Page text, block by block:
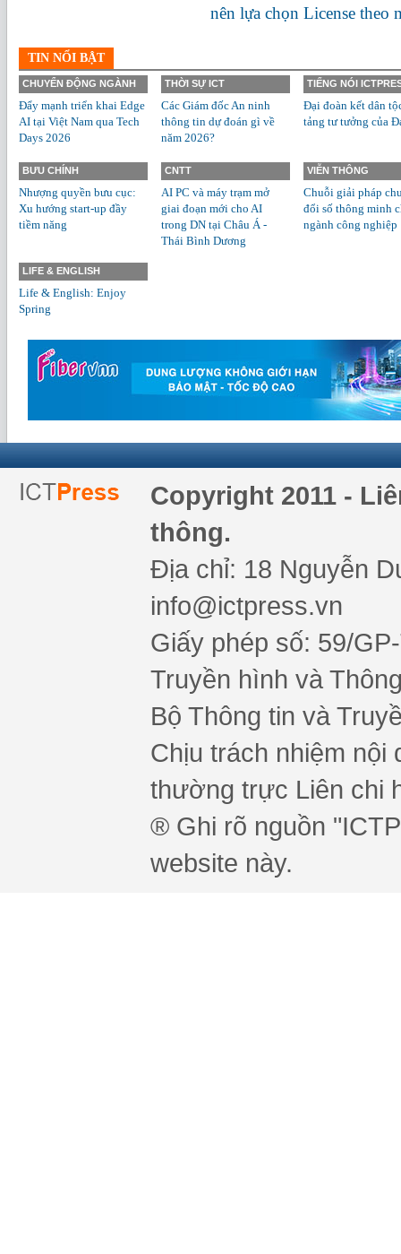
nên lựa chọn License theo
TIN NỔI BẬT
CHUYỂN ĐỘNG NGÀNH
Đẩy mạnh triển khai Edge
AI tại Việt Nam qua Tech
Days 2026
THỜI SỰ ICT
Các Giám đốc An ninh
thông tin dự đoán gì về
năm 2026?
TIẾNG NÓI
Đại đoàn kết dân
tảng tư tưởng của
BƯU CHÍNH
Nhượng quyền bưu cục:
Xu hướng start-up đầy
tiềm năng
CNTT
AI PC và máy trạm mở
giai đoạn mới cho AI
trong DN tại Châu Á -
Thái Bình Dương
VIỄN THÔNG
Chuỗi giải pháp
đổi số thông minh
ngành công nghiệp
LIFE & ENGLISH
Life & English: Enjoy
Spring
Copyright 2011 -
thông.
Địa chỉ: 18 Nguyễn
info@ictpress.vn
Giấy phép số: 59/
Truyền hình và
Bộ Thông tin và
Chịu trách nhiệm nội
thường trực Liên chi
® Ghi rõ nguồn
website này.